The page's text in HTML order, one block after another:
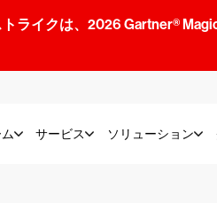
ライクは、2026 Gartner®
サービス ソリューション